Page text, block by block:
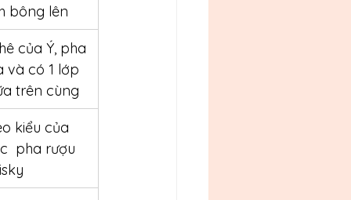
bông lên
của Ý, pha
và có 1 lớp
trên cùng
kiểu của
pha rượu